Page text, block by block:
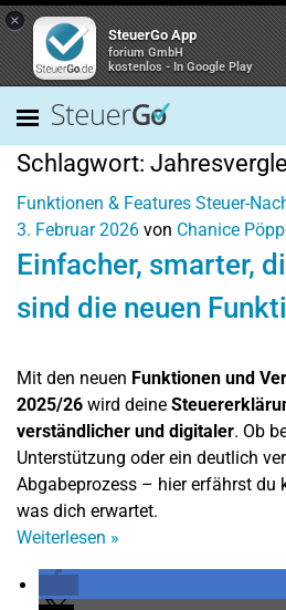
×
SteuerGo App
forium GmbH
kostenlos - In Google Play
Schlagwort:
Funktionen & Features Steuer-
3. Februar 2026 von Chanice
Einfacher, smarter,
sind die neuen
Mit den neuen Funktionen und
2025/26 wird deine
verständlicher und digitaler. Ob
Unterstützung oder ein deutlich
Abgabeprozess – hier erfährst du
was dich erwartet.
Weiterlesen »